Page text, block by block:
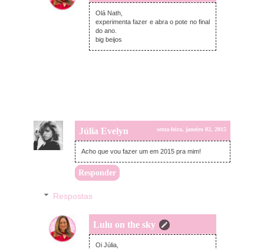
sexta-feira, janeiro 02, 2015
Olá Nath,
experimenta fazer e abra o pote no final
do ano.
big beijos
Júlia Evelyn sexta-feira, janeiro 02, 2015
Acho que vou fazer um em 2015 pra mim!
Responder
Respostas
Lulu on the sky
sexta-feira, janeiro 02, 2015
Oi Júlia,